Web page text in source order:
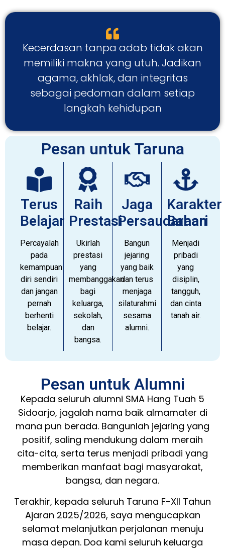
Kecerdasan tanpa adab tidak akan
memiliki makna yang utuh. Jadikan
agama, akhlak, dan integritas
sebagai pedoman dalam setiap
langkah kehidupan
Pesan untuk Taruna
Terus
Belajar
Percayalah
pada
kemampuan
diri sendiri
dan jangan
pernah
berhenti
belajar.
Raih
Prestasi
Ukirlah
prestasi
yang
membanggakan
bagi
keluarga,
sekolah,
dan
bangsa.
Jaga
Persaudaraan
Bangun
jejaring
yang baik
dan terus
menjaga
silaturahmi
sesama
alumni.
Karakter
Bahari
Menjadi
pribadi
yang
disiplin,
tangguh,
dan cinta
tanah air.
Pesan untuk Alumni
Kepada seluruh alumni SMA Hang Tuah 5
Sidoarjo, jagalah nama baik almamater di
mana pun berada. Bangunlah jejaring yang
positif, saling mendukung dalam meraih
cita-cita, serta terus menjadi pribadi yang
memberikan manfaat bagi masyarakat,
bangsa, dan negara.
Terakhir, kepada seluruh Taruna F-XII Tahun
Ajaran 2025/2026, saya mengucapkan
selamat melanjutkan perjalanan menuju
masa depan. Doa kami seluruh keluarga